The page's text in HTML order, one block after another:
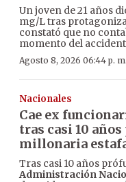
Un joven de 21 años
mg/L tras
constató que no
momento del
Agosto 8, 2026 06:44 p. m.
Nacionales
Cae ex
tras casi 10
millonaria
Tras casi 10 años
Administración